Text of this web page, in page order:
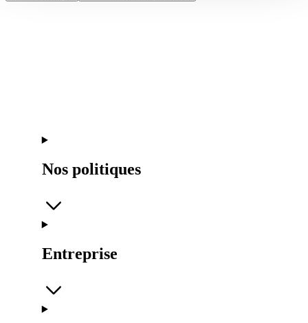
Nos politiques
Entreprise